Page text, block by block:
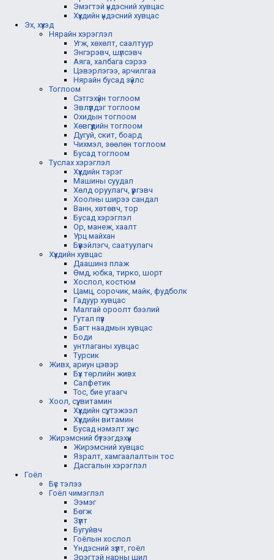
Эмэгтэй үндэсний хувцас
Хүүхдийн үндэсний хувцас
Эх, хүүхэд
Нярайн хэрэглэл
Угж, хөхөлт, саалтуур
Энгэрэвч, шүлсэвч
Аяга, халбага сэрээ
Цэвэрлэгээ, арчилгаа
Нярайн бусад зүйлс
Тоглоом
Сэтгэхүйн тоглоом
Эвлүүлдэг тоглоом
Охидын тоглоом
Хөвгүүдийн тоглоом
Дугуй, скит, боард
Чихмэл, зөөлөн тоглоом
Бусад тоглоом
Туслах хэрэглэл
Хүүхдийн тэрэг
Машины суудал
Хөлд оруулагч, үүргэвч
Хоолны ширээ сандал
Ванн, хөтөвч, тор
Бусад хэрэглэл
Ор, манеж, хаалт
Урц майхан
Бүүвэйлэгч, саатуулагч
Хүүхдийн хувцас
Даашинз плаж
Өмд, юбка, тирко, шорт
Хослол, костюм
Цамц, сорочик, майк, фудболк
Гадуур хувцас
Малгай ороолт бээлий
Гутал пүүз
Багт наадмын хувцас
Боди
унтлаганы хувцас
Турсик
Живх, ариун цэвэр
Бүх төрлийн живх
Салфетик
Тос, бие угаагч
Хоол, сүү, витамин
Хүүхдийн сүү, тэжээл
Хүүхдийн витамин
Бусад нэмэлт хүнс
Жирэмсний бүтээгдэхүүн
Жирэмсний хувцас
Язралт, хамгаалалтын тос
Дасгалын хэрэглэл
Гоёл
Бүс тэлээ
Гоёл чимэглэл
Ээмэг
Бөгж
Зүүлт
Бугуйвч
Гоёлын хослол
Үндэсний зүүлт, гоёл
Эрэгтэй нарны шил